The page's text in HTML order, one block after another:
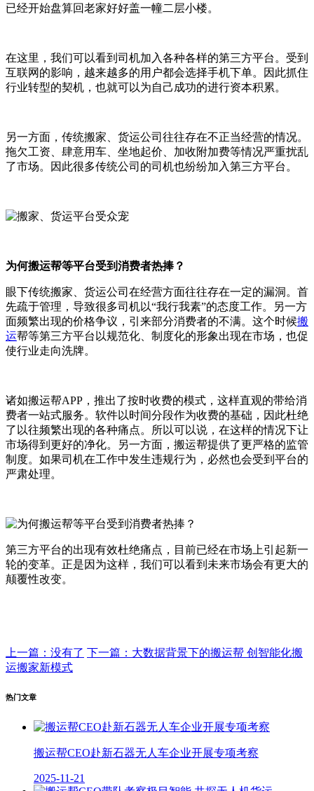
已经开始盘算回老家好好盖一幢二层小楼。
在这里，我们可以看到司机加入各种各样的第三方平台。受到
互联网的影响，越来越多的用户都会选择手机下单。因此抓住
行业转型的契机，也就可以为自己成功的进行资本积累。
另一方面，传统搬家、货运公司往往存在不正当经营的情况。
拖欠工资、肆意用车、坐地起价、加收附加费等情况严重扰乱
了市场。因此很多传统公司的司机也纷纷加入第三方平台。
为何搬运帮等平台受到消费者热捧？
眼下传统搬家、货运公司在经营方面往往存在一定的漏洞。首
先疏于管理，导致很多司机以“我行我素”的态度工作。另一方
面频繁出现的价格争议，引来部分消费者的不满。这个时候搬
运帮等第三方平台以规范化、制度化的形象出现在市场，也促
使行业走向洗牌。
诸如搬运帮APP，推出了按时收费的模式，这样直观的带给消
费者一站式服务。软件以时间分段作为收费的基础，因此杜绝
了以往频繁出现的各种痛点。所以可以说，在这样的情况下让
市场得到更好的净化。另一方面，搬运帮提供了更严格的监管
制度。如果司机在工作中发生违规行为，必然也会受到平台的
严肃处理。
第三方平台的出现有效杜绝痛点，目前已经在市场上引起新一
轮的变革。正是因为这样，我们可以看到未来市场会有更大的
颠覆性改变。
上一篇：没有了 下一篇：大数据背景下的搬运帮 创智能化搬
运搬家新模式
热门文章
搬运帮CEO赴新石器无人车企业开展专项考察
2025-11-21